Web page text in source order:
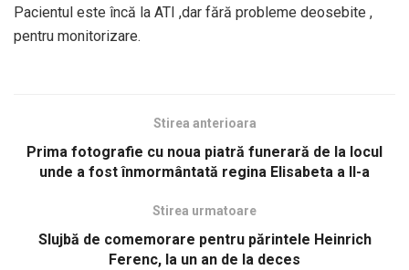
Pacientul este încă la ATI ,dar fără probleme deosebite ,
pentru monitorizare.
Stirea anterioara
Prima fotografie cu noua piatră funerară de la locul
unde a fost înmormântată regina Elisabeta a II-a
Stirea urmatoare
Slujbă de comemorare pentru părintele Heinrich
Ferenc, la un an de la deces